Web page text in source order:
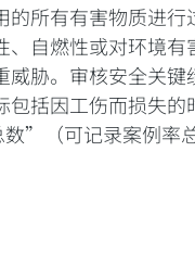
所有有害物质进
自燃性或对环境
胁。审核安全关键
包括因工伤而损失
”（可记录案例率总